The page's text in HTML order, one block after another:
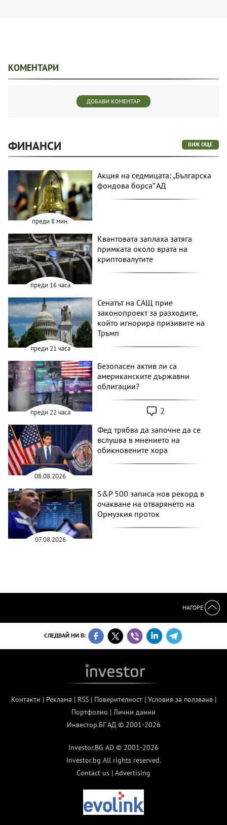
КОМЕНТАРИ
ДОБАВИ КОМЕНТАР
ФИНАНСИ ВИЖ ОЩЕ
преди 8 мин.
Акция на седмицата: „Българска
фондова борса“ АД
преди 16 часа
Квантовата заплаха затяга
примката около врата на
криптовалутите
преди 21 часа
Сенатът на САЩ прие
законопроект за разходите,
който игнорира призивите на
Тръмп
преди 22 часа
Безопасен актив ли са
американските държавни
облигации?
2
08.08.2026
Фед трябва да започне да се
вслушва в мнението на
обикновените хора
07.08.2026
S&P 500 записа нов рекорд в
очакване на отварянето на
Ормузкия проток
НАГОРЕ
СЛЕДВАЙ НИ В:
Контакти | Реклама | RSS| Поверителност| Условия за ползване|
Портфолио | Лични данни
Инвестор.БГ АД © 2001-2026
Investor.BG AD © 2001-2026
Investor.bg All rights reserved.
Contact us | Advertising